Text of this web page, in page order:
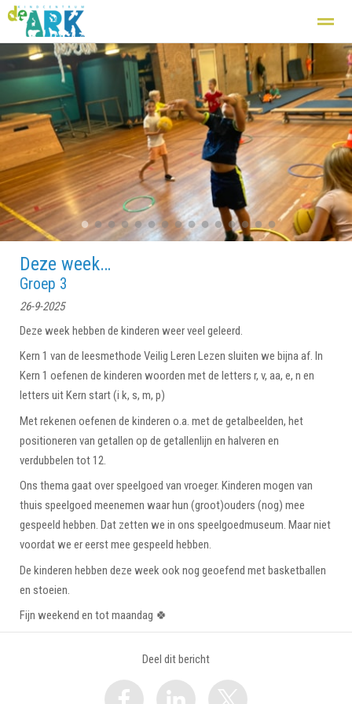
Kindcentrum Basisschool Zij aan zij Opvang De groepen
Home Nieuws Agenda Foto's
● ● ● ● ● ● ● ● ● ● ● ● ● ● ●
Deze week…
Groep 3
26-9-2025
Deze week hebben de kinderen weer veel geleerd.
Kern 1 van de leesmethode Veilig Leren Lezen sluiten we bijna af. In
Kern 1 oefenen de kinderen woorden met de letters r, v, aa, e, n en
letters uit Kern start (i k, s, m, p)
Met rekenen oefenen de kinderen o.a. met de getalbeelden, het
positioneren van getallen op de getallenlijn en halveren en
verdubbelen tot 12.
Ons thema gaat over speelgoed van vroeger. Kinderen mogen van
thuis speelgoed meenemen waar hun (groot)ouders (nog) mee
gespeeld hebben. Dat zetten we in ons speelgoedmuseum. Maar niet
voordat we er eerst mee gespeeld hebben.
De kinderen hebben deze week ook nog geoefend met basketballen
en stoeien.
Fijn weekend en tot maandag 🍀
Deel dit bericht